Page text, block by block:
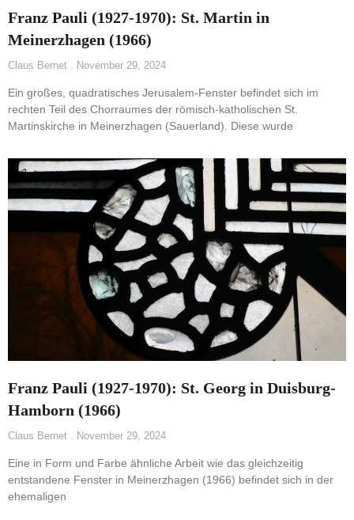
Franz Pauli (1927-1970): St. Martin in
Meinerzhagen (1966)
Claus Bernet November 29, 2024
Ein großes, quadratisches Jerusalem-Fenster befindet sich im
rechten Teil des Chorraumes der römisch-katholischen St.
Martinskirche in Meinerzhagen (Sauerland). Diese wurde
Franz Pauli (1927-1970): St. Georg in Duisburg-
Hamborn (1966)
Claus Bernet November 29, 2024
Eine in Form und Farbe ähnliche Arbeit wie das gleichzeitig
entstandene Fenster in Meinerzhagen (1966) befindet sich in der
ehemaligen